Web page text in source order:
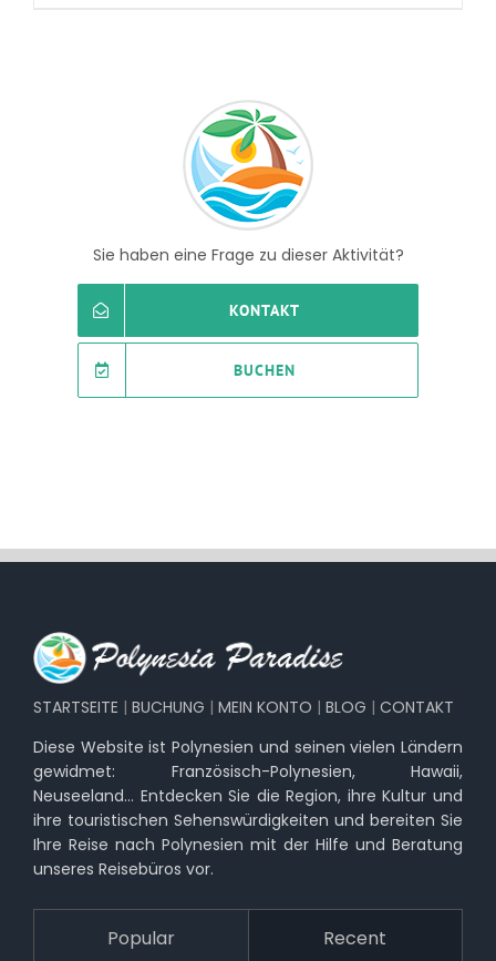
Sie haben eine Frage zu dieser Aktivität?
KONTAKT
BUCHEN
STARTSEITE | BUCHUNG | MEIN KONTO | BLOG | CONTAKT
Diese Website ist Polynesien und seinen vielen Ländern
gewidmet: Französisch-Polynesien, Hawaii,
Neuseeland… Entdecken Sie die Region, ihre Kultur und
ihre touristischen Sehenswürdigkeiten und bereiten Sie
Ihre Reise nach Polynesien mit der Hilfe und Beratung
unseres Reisebüros vor.
Popular Recent